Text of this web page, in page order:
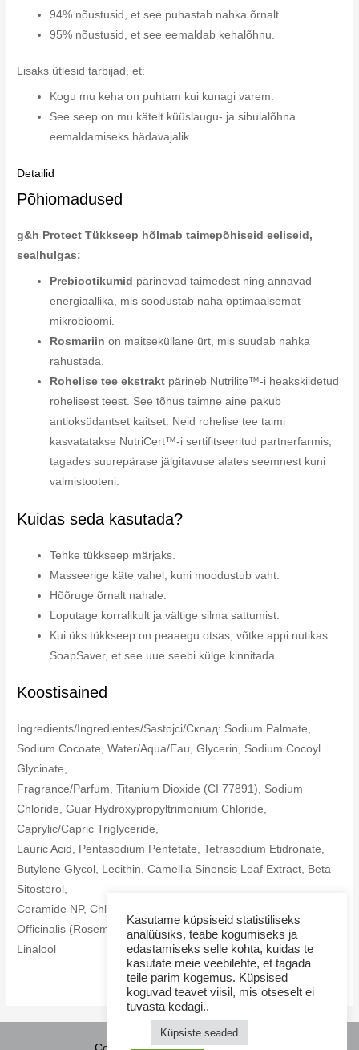
94% nõustusid, et see puhastab nahka õrnalt.
95% nõustusid, et see eemaldab kehalõhnu.
Lisaks ütlesid tarbijad, et:
Kogu mu keha on puhtam kui kunagi varem.
See seep on mu kätelt küüslaugu- ja sibulalõhna
eemaldamiseks hädavajalik.
Detailid
Põhiomadused
g&h Protect Tükkseep hõlmab taimepõhiseid eeliseid,
sealhulgas:
Prebiootikumid pärinevad taimedest ning annavad
energiaallika, mis soodustab naha optimaalsemat
mikrobioomi.
Rosmariin on maitseküllane ürt, mis suudab nahka
rahustada.
Rohelise tee ekstrakt pärineb Nutrilite™-i heakskiidetud
rohelisest teest. See tõhus taimne aine pakub
antioksüdantset kaitset. Neid rohelise tee taimi
kasvatatakse NutriCert™-i sertifitseeritud partnerfarmis,
tagades suurepärase jälgitavuse alates seemnest kuni
valmistooteni.
Kuidas seda kasutada?
Tehke tükkseep märjaks.
Masseerige käte vahel, kuni moodustub vaht.
Hõõruge õrnalt nahale.
Loputage korralikult ja vältige silma sattumist.
Kui üks tükkseep on peaaegu otsas, võtke appi nutikas
SoapSaver, et see uue seebi külge kinnitada.
Koostisained
Ingredients/Ingredientes/Sastojci/Склад: Sodium Palmate,
Sodium Cocoate, Water/Aqua/Eau, Glycerin, Sodium Cocoyl
Glycinate,
Fragrance/Parfum, Titanium Dioxide (CI 77891), Sodium
Chloride, Guar Hydroxypropyltrimonium Chloride,
Caprylic/Capric Triglyceride,
Lauric Acid, Pentasodium Pentetate, Tetrasodium Etidronate,
Butylene Glycol, Lecithin, Camellia Sinensis Leaf Extract, Beta-
Sitosterol,
Ceramide NP, Chlorphenesin, Phenoxyethanol, Rosmarinus
Officinalis (Rosemary) Leaf Extract, Geraniol, Limonene,
Linalool
Kasutame küpsiseid statistiliseks
analüüsiks, teabe kogumiseks ja
edastamiseks selle kohta, kuidas te
kasutate meie veebilehte, et tagada
teile parim kogemus. Küpsised
koguvad teavet viisil, mis otseselt ei
tuvasta kedagi..
Küpsiste seaded